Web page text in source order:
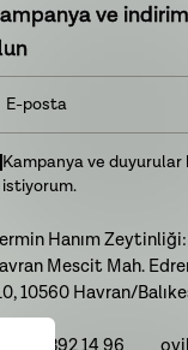
ve
Kampanya ve
istiyorum.
Hanım Zeytinliği:
Mescit Mah.
10560 Havran/